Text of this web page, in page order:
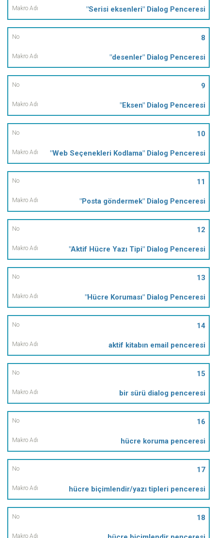
"Serisi eksenleri" Dialog Penceresi
8
"desenler" Dialog Penceresi
9
"Eksen" Dialog Penceresi
10
"Web Seçenekleri Kodlama" Dialog Penceresi
11
"Posta göndermek" Dialog Penceresi
12
"Aktif Hücre Yazı Tipi" Dialog Penceresi
13
"Hücre Koruması" Dialog Penceresi
14
aktif kitabın email penceresi
15
bir sürü dialog penceresi
16
hücre koruma penceresi
17
hücre biçimlendir/yazı tipleri penceresi
18